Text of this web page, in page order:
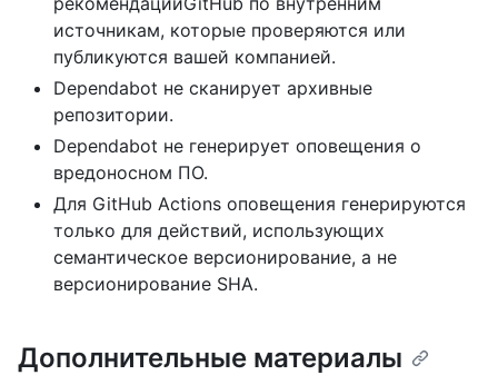
источникам, которые проверяются или
публикуются вашей компанией.
Dependabot не сканирует архивные
репозитории.
Dependabot не генерирует оповещения о
вредоносном ПО.
Для GitHub Actions оповещения генерируются
только для действий, использующих
семантическое версионирование, а не
версионирование SHA.
Дополнительные материалы